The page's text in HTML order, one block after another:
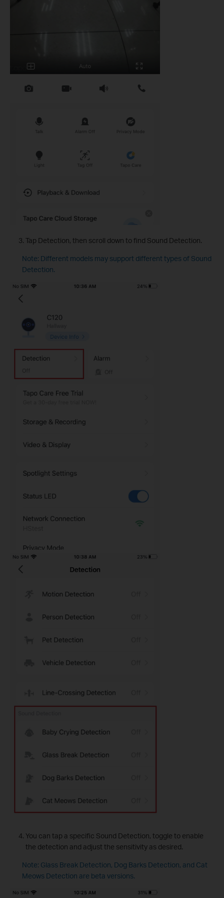
Tap Detection, then scroll down to find Sound Detection.
Note: Different models may support different types of Sound
Detection.
You can tap a specific Sound Detection, toggle to enable
the detection and adjust the sensitivity as desired.
Note: Glass Break Detection, Dog Barks Detection, and Cat
Meows Detection are beta versions.